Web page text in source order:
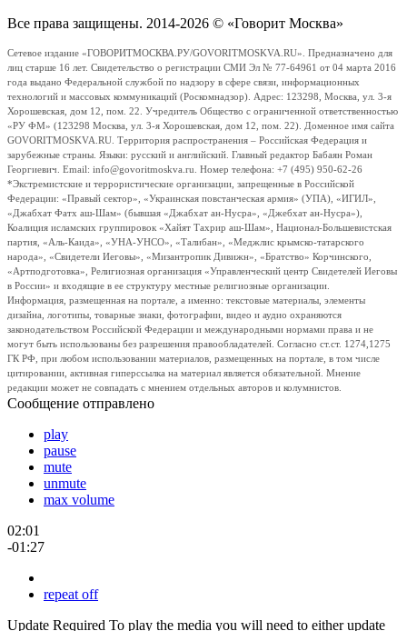
Все права защищены. 2014-2026 © «Говорит Москва»
Сетевое издание «ГОВОРИТМОСКВА.РУ/GOVORITMOSKVA.RU». Предназначено для
лиц старше 16 лет. Свидетельство о регистрации СМИ Эл № 77-64961 от 04 марта 2016
года выдано Федеральной службой по надзору в сфере связи, информационных
технологий и массовых коммуникаций (Роскомнадзор). Адрес: 123298, Москва, ул. 3-я
Хорошевская, дом 12, пом. 22. Учредитель Общество с ограниченной ответственностью
«РУ ФМ» (123298 Москва, ул. 3-я Хорошевская, дом 12, пом. 22). Доменное имя сайта
GOVORITMOSKVA.RU. Территория распространения – Российская Федерация и
зарубежные страны. Языки: русский и английский. Главный редактор Бабаян Роман
Георгиевич. Email: info@govoritmoskva.ru. Номер телефона: +7 (495) 950-62-26
*Экстремистские и террористические организации, запрещенные в Российской
Федерации: «Правый сектор», «Украинская повстанческая армия» (УПА), «ИГИЛ»,
«Джабхат Фатх аш-Шам» (бывшая «Джабхат ан-Нусра», «Джебхат ан-Нусра»),
Коалиция исламских группировок «Хайят Тахрир аш-Шам», Национал-Большевистская
партия, «Аль-Каида», «УНА-УНСО», «Талибан», «Меджлис крымско-татарского
народа», «Свидетели Иеговы», «Мизантропик Дивижн», «Братство» Корчинского,
«Артподготовка», Религиозная организация «Управленческий центр Свидетелей Иеговы
в России» и входящие в ее структуру местные религиозные организации.
Информация, размещенная на портале, а именно: текстовые материалы, элементы
дизайна, логотипы, товарные знаки, фотографии, видео и аудио охраняются
законодательством Российской Федерации и международными нормами права и не
могут быть использованы без разрешения правообладателей. Согласно ст.ст. 1274,1275
ГК РФ, при любом использовании материалов, размещенных на портале, в том числе
цитировании, активная гиперссылка на материал является обязательной. Мнение
редакции может не совпадать с мнением отдельных авторов и колумнистов.
Сообщение отправлено
play
pause
mute
unmute
max volume
02:01
-01:27
repeat off
Update Required To play the media you will need to either update